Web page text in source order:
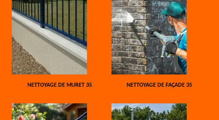
NETTOYAGE DE MURET 35 NETTOYAGE DE FAÇADE 35